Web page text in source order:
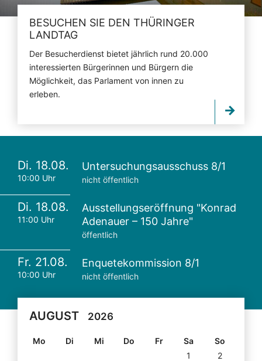
BESUCHEN SIE DEN THÜRINGER
LANDTAG
Der Besucherdienst bietet jährlich rund 20.000
interessierten Bürgerinnen und Bürgern die
Möglichkeit, das Parlament von innen zu
erleben.
Di. 18.08.
10:00 Uhr
Untersuchungsausschuss 8/1
nicht öffentlich
Di. 18.08.
11:00 Uhr
Ausstellungseröffnung "Konrad
Adenauer – 150 Jahre"
öffentlich
Fr. 21.08.
10:00 Uhr
Enquetekommission 8/1
nicht öffentlich
AUGUST 2026
Mo Di Mi Do Fr Sa
So
1
2